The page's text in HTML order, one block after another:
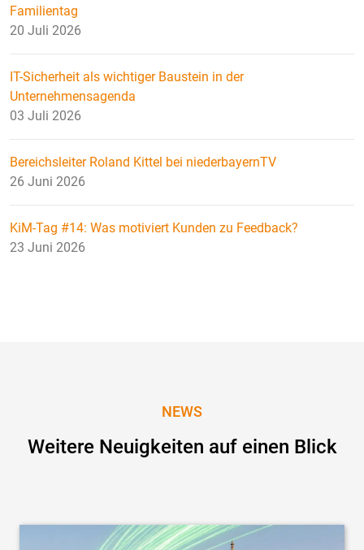
Familientag
20 Juli 2026
IT-Sicherheit als wichtiger Baustein in der
Unternehmensagenda
03 Juli 2026
Bereichsleiter Roland Kittel bei niederbayernTV
26 Juni 2026
KiM-Tag #14: Was motiviert Kunden zu Feedback?
23 Juni 2026
NEWS
Weitere Neuigkeiten auf einen Blick